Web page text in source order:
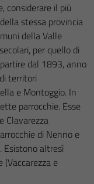
considerare il più
stessa provincia
della Valle
per quello di
dal 1893, anno
territori
e Montoggio. In
parrocchie. Esse
Clavarezza
di Nenno e
Esistono altresì
e